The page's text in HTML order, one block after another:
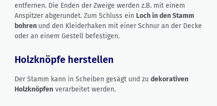
entfernen. Die Enden der Zweige werden z.B. mit einem
Anspitzer abgerundet. Zum Schluss ein Loch in den Stamm
bohren und den Kleiderhaken mit einer Schnur an der Decke
oder an einem Gestell befestigen.
Holzknöpfe herstellen
Der Stamm kann in Scheiben gesägt und zu dekorativen
Holzknöpfen verarbeitet werden.